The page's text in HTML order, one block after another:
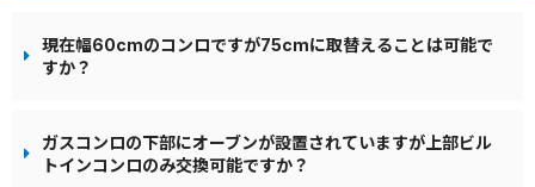
現在幅60cmのコンロですが75cmに取替えることは可能で
すか？
ガスコンロの下部にオーブンが設置されていますが上部ビル
トインコンロのみ交換可能ですか？